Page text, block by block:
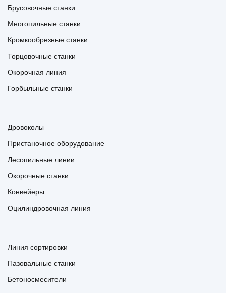
Брусовочные станки
Многопильные станки
Кромкообрезные станки
Торцовочные станки
Окорочная линия
Горбыльные станки
Дровоколы
Пристаночное оборудование
Лесопильные линии
Окорочные станки
Конвейеры
Оцилиндровочная линия
Линия сортировки
Пазовальные станки
Бетоносмесители